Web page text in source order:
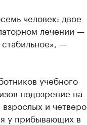
человек: двое
лечении —
—
учебного
подозрение на
и четверо
у прибывающих в